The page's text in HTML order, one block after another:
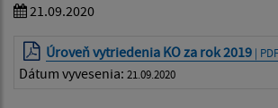
21.09.2020
Úroveň vytriedenia KO za rok 2019 |
Dátum vyvesenia: 21.09.2020